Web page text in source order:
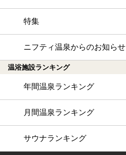
特集
ニフティ温泉からのお知らせ
温浴施設ランキング
年間温泉ランキング
月間温泉ランキング
サウナランキング